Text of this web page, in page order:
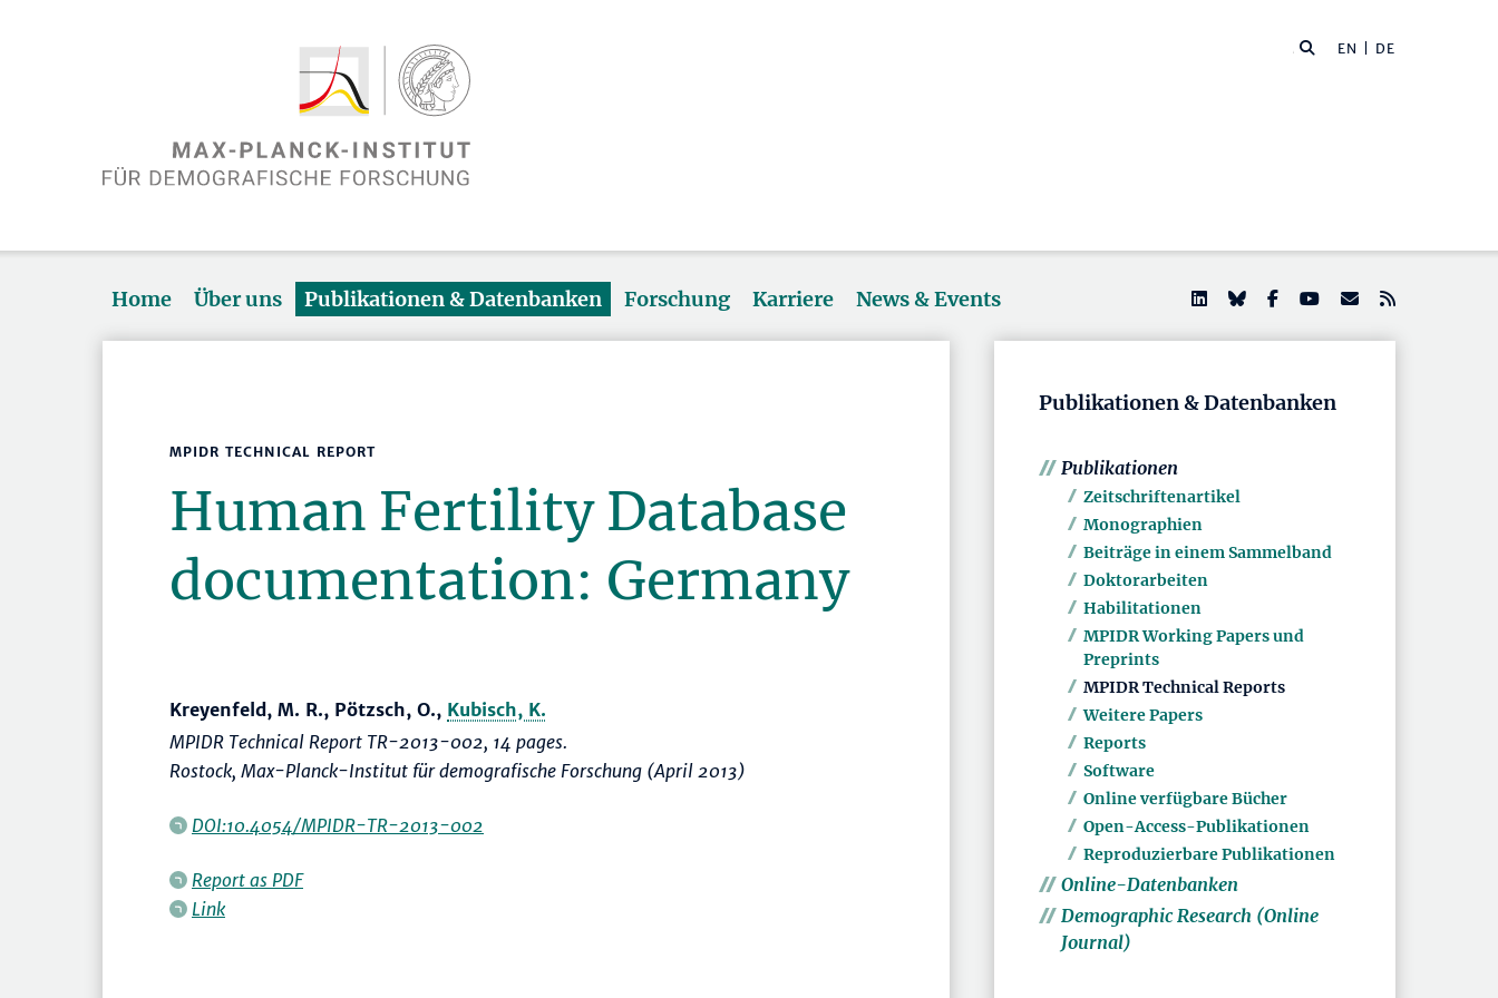
EN | DE
Home Über uns Publikationen & Datenbanken Forschung Karriere News & Events
MPIDR TECHNICAL REPORT
Human Fertility Database
documentation: Germany
Kreyenfeld, M. R., Pötzsch, O., Kubisch, K.
MPIDR Technical Report TR-2013-002, 14 pages.
Rostock, Max-Planck-Institut für demografische Forschung (April 2013)
DOI:10.4054/MPIDR-TR-2013-002
Report as PDF
Link
Publikationen & Datenbanken
Publikationen
Zeitschriftenartikel
Monographien
Beiträge in einem Sammelband
Doktorarbeiten
Habilitationen
MPIDR Working Papers und
Preprints
MPIDR Technical Reports
Weitere Papers
Reports
Software
Online verfügbare Bücher
Open-Access-Publikationen
Reproduzierbare Publikationen
Online-Datenbanken
Demographic Research (Online
Journal)